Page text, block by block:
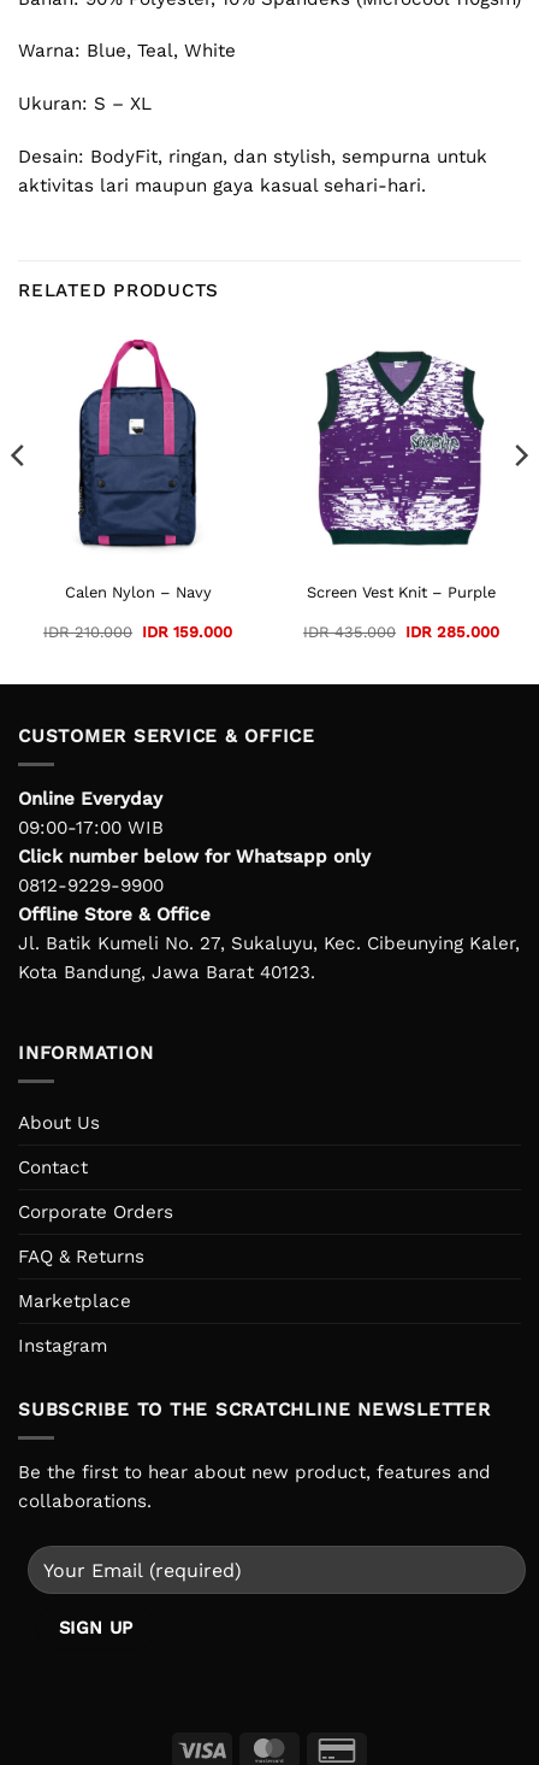
Warna: Blue, Teal, White
Ukuran: S – XL
Desain: BodyFit, ringan, dan stylish, sempurna untuk
aktivitas lari maupun gaya kasual sehari-hari.
RELATED PRODUCTS
Calen Nylon – Navy
IDR210.000 Original
IDR159.000Current
Screen Vest Knit – Purple
IDR435.000 Original
IDR285.000
CUSTOMER SERVICE & OFFICE
Online Everyday
09:00-17:00 WIB
Click number below for Whatsapp only
0812-9229-9900
Offline Store & Office
Jl. Batik Kumeli No. 27, Sukaluyu, Kec. Cibeunying Kaler,
Kota Bandung, Jawa Barat 40123.
INFORMATION
About Us
Contact
Corporate Orders
FAQ & Returns
Marketplace
Instagram
SUBSCRIBE TO THE SCRATCHLINE NEWSLETTER
Be the first to hear about new product, features and
collaborations.
Visa MasterCard